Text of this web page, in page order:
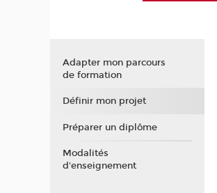
Adapter mon parcours
de formation
Définir mon projet
Préparer un diplôme
Modalités
d'enseignement